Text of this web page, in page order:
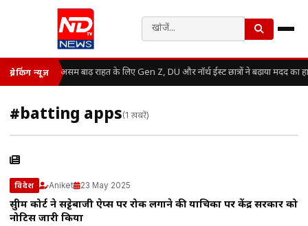
ब्रेकिंग न्यूज़ असम बाढ़ राहत के लिए Gen Z, DU और नॉर्थ ईस्ट छात्रों ने बढ़ाया मदद का
#batting apps(1 खबरें)
विदेश Aniket 23 May 2025
सुप्रीम कोर्ट ने सट्टेबाजी ऐप्स पर रोक लगाने की याचिका पर केंद्र सरकार को
नोटिस जारी किया